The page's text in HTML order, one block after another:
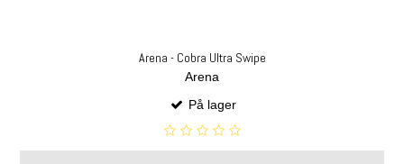
Arena - Cobra Ultra Swipe
Arena
På lager